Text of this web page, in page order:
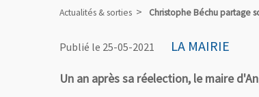
Actualités & sorties Christophe Béchu partage
Publié le 25-05-2021 LA MAIRIE
Un an après sa réelection, le maire